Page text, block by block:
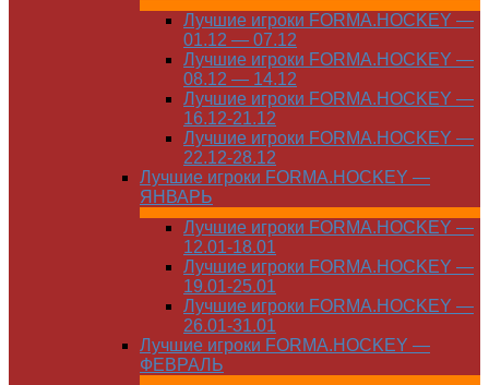
Лучшие игроки FORMA.HOCKEY —
01.12 — 07.12
Лучшие игроки FORMA.HOCKEY —
08.12 — 14.12
Лучшие игроки FORMA.HOCKEY —
16.12-21.12
Лучшие игроки FORMA.HOCKEY —
22.12-28.12
Лучшие игроки FORMA.HOCKEY —
ЯНВАРЬ
Лучшие игроки FORMA.HOCKEY —
12.01-18.01
Лучшие игроки FORMA.HOCKEY —
19.01-25.01
Лучшие игроки FORMA.HOCKEY —
26.01-31.01
Лучшие игроки FORMA.HOCKEY —
ФЕВРАЛЬ